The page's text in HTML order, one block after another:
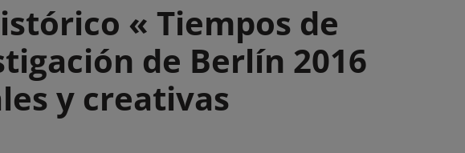
« Tiempos de
de Berlín 2016
y creativas